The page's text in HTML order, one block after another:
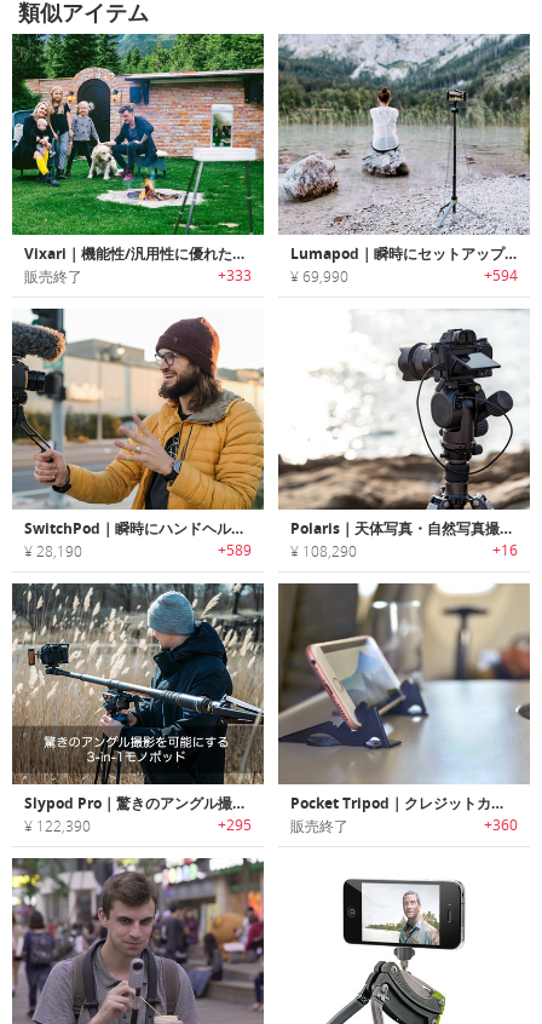
類似アイテム
Vixari｜機能性/汎用性に優れたポータブルトライポッド「ヴィクサリー」
販売終了 +333
Lumapod｜瞬時にセットアップ可能なポータブルトライポッド「ルマポッド」
¥ 69,990 +594
SwitchPod｜瞬時にハンドヘルド/トライポッドに変身する折りたたみ三脚「スイッチポッド」
¥ 28,190 +589
Polaris｜天体写真・自然写真撮影に最適なスマート電動トライポッドヘッド「ポラリス」
¥ 108,290 +16
Slypod Pro｜驚きのアングル撮影を可能にする3-in-1モノポッド「スライポッドPro」
¥ 122,390 +295
Pocket Tripod｜クレジットカードサイズのスマホ用三脚「ポケットトライポッド」
販売終了 +360